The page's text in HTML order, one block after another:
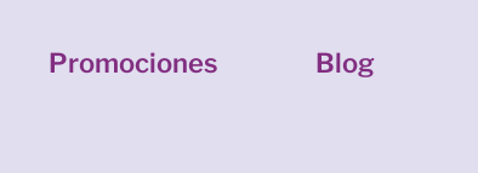
Promociones Blog